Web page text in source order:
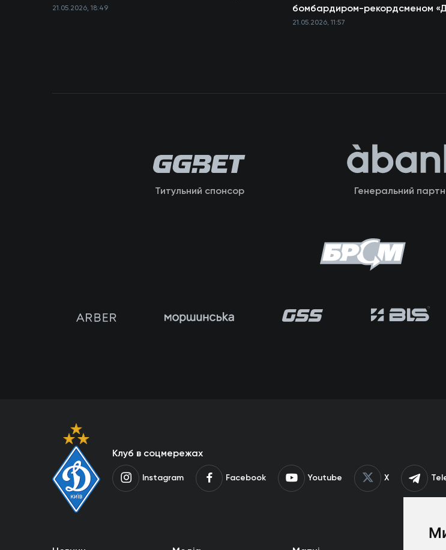
21.05.2026, 18:49
бомбардиром-рекордсменом
21.05.2026, 11:57
Титульний спонсор Генеральний
Клуб в соцмережах
Instagram Facebook Youtube X